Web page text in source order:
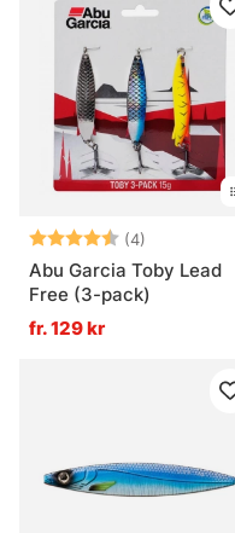
Betyg: (4)
4.5 utav
Abu Garcia Toby Lead
Free (3-pack)
fr. 129 kr